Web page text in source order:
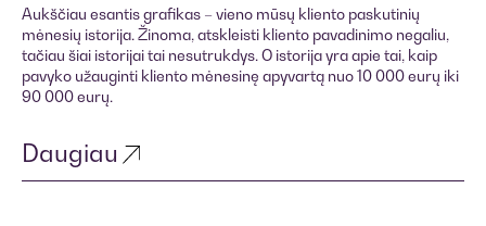
Aukščiau esantis grafikas – vieno mūsų kliento paskutinių
mėnesių istorija. Žinoma, atskleisti kliento pavadinimo negaliu,
tačiau šiai istorijai tai nesutrukdys. O istorija yra apie tai, kaip
pavyko užauginti kliento mėnesinę apyvartą nuo 10 000 eurų iki
90 000 eurų.
Daugiau